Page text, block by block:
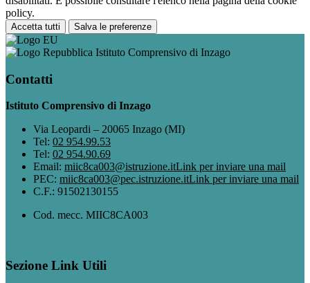
policy.
Accetta tutti Salva le preferenze
Istituto Comprensivo di Inzago
Contatti
Istituto Comprensivo di Inzago
Via Leopardi – 20065 Inzago (MI)
Tel: 02 954.99.53
Tel: 02 954.90.69
Email: miic8ca003@istruzione.itLink per inviare una mail
PEC: miic8ca003@pec.istruzione.itLink per inviare una mail
C.F.: 91502130155
Cod. mecc. MIIC8CA003
Sezione Link Utili